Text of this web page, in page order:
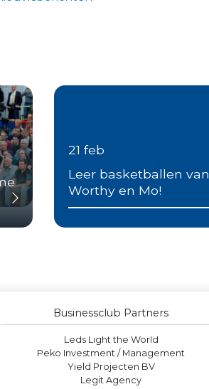
21 feb
Leer basketballen van
Worthy en Mo!
Businessclub Partners
Paulides + Partners Fysiotherapie
Peko Investment / Management
Yield Projecten BV
Legit Agency
Kees Bos BV